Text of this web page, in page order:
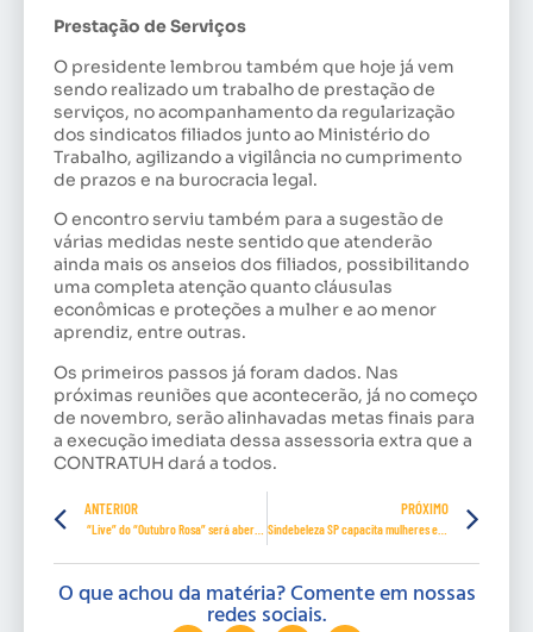
Prestação de Serviços
O presidente lembrou também que hoje já vem
sendo realizado um trabalho de prestação de
serviços, no acompanhamento da regularização
dos sindicatos filiados junto ao Ministério do
Trabalho, agilizando a vigilância no cumprimento
de prazos e na burocracia legal.
O encontro serviu também para a sugestão de
várias medidas neste sentido que atenderão
ainda mais os anseios dos filiados, possibilitando
uma completa atenção quanto cláusulas
econômicas e proteções a mulher e ao menor
aprendiz, entre outras.
Os primeiros passos já foram dados. Nas
próximas reuniões que acontecerão, já no começo
de novembro, serão alinhavadas metas finais para
a execução imediata dessa assessoria extra que a
CONTRATUH dará a todos.
ANTERIOR PRÓXIMO
Sindebeleza SP capacita mulheres estrangeiras
O que achou da matéria? Comente em nossas
redes sociais.